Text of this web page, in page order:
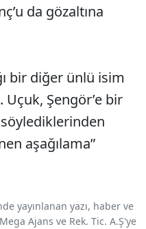
da gözaltına
bir diğer ünlü isim
Uçuk, Şengör’e bir
aşağılama”
yayınlanan yazı, haber ve
Ajans ve Rek. Tic. A.Ş'ye